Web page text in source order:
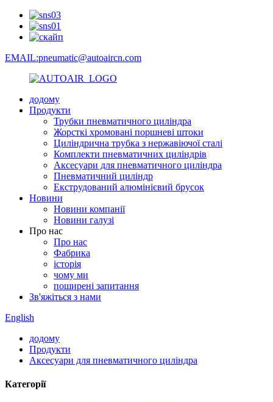
EMAIL:pneumatic@autoaircn.com
додому
Продукти
Трубки пневматичного циліндра
Жорсткі хромовані поршневі штоки
Циліндрична трубка з нержавіючої сталі
Комплекти пневматичних циліндрів
Аксесуари для пневматичного циліндра
Пневматичний циліндр
Екструдований алюмінієвий брусок
Новини
Новини компанії
Новини галузі
Про нас
Про нас
Фабрика
історія
чому ми
поширені запитання
Зв'яжіться з нами
English
додому
Продукти
Аксесуари для пневматичного циліндра
Категорії